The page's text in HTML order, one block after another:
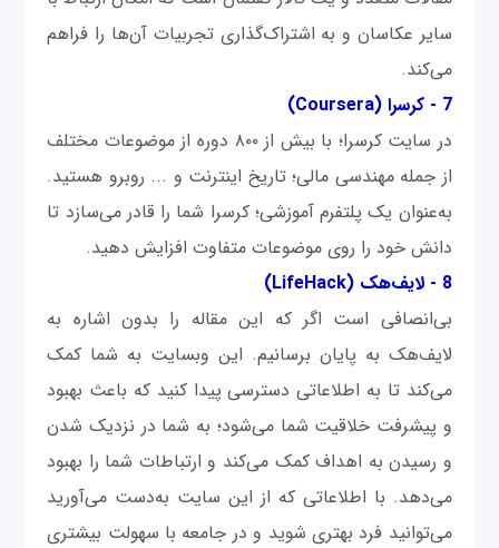
سایر عکاسان و به اشتراک‌گذاری تجربیات آن‌ها را فراهم
می‌کند.
7 -
کرسرا (Coursera)
در سایت کرسرا؛ با بیش از ۸۰۰ دوره از موضوعات مختلف
از جمله مهندسی مالی؛ تاریخ اینترنت و ... روبرو هستید.
به‌عنوان یک پلتفرم آموزشی؛ کرسرا شما را قادر می‌سازد تا
دانش خود را روی موضوعات متفاوت افزایش دهید.
8 -
لایف‌هک (LifeHack)
بی‌انصافی است اگر که این مقاله را بدون اشاره به
لایف‌هک به پایان برسانیم. این وبسایت به شما کمک
می‌کند تا به اطلاعاتی دسترسی پیدا کنید که باعث بهبود
و پیشرفت خلاقیت شما می‌شود؛ به شما در نزدیک شدن
و رسیدن به اهداف کمک می‌کند و ارتباطات شما را بهبود
می‌دهد. با اطلاعاتی که از این سایت به‌دست می‌آورید
می‌توانید فرد بهتری شوید و در جامعه با سهولت بیشتری